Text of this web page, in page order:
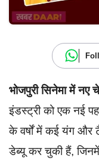
भोजपुरी सिनेमा में नए
इंडस्ट्री को एक नई
के वर्षों में कई यंग और
डेब्यू कर चुकी हैं,